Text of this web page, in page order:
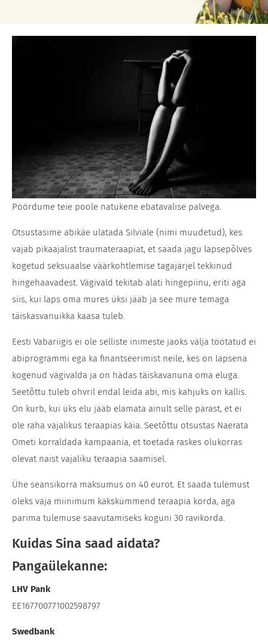
Pöördume teie poole natukene ebatavalise palvega.
Otsustasime abikäe ulatada Silviale (nimi muudetud), kes
vajab pikaajalist traumateraapiat, et saada jagu lapsepõlves
kogetud seksuaalse väärkohtlemise tagajärjel tekkinud
hingehaavadest. Vägivald tekitab alati hingepiinu, eriti aga
siis, kui laps oma mures üksi jääb ja see mure temaga
täiskasvanuikka kaasa tuleb.
Eesti Vabariigis ei ole selliste inimeste jaoks välja töötatud ei
abiprogrammi ega ka finantseerimist neile, kes on lapsena
kogenud vägivalda ja on hädas täiskavanuna oma eluga.
Seetõttu tuleb ohvril endal leida abi, mis kahjuks on kallis.
On kurb, kui üks elu jääb elamata ainult selle pärast, et ei
ole raha vajalikus teraapias käia. Seetõttu otsustas Naerata
Ometi korraldada kampaania, et toetada raskes olukorras
olevat naist vajaliku teraapia saamisel.
Ühe seansikorra maksumus on 40 eurot. Et saada tulemust
oleks vaja miinimum kakskümmend teraapia korda, aga
parima tulemuse saavutamiseks koguni 30 ravikorda.
Kuidas Sina saad aidata?
Pangaülekanne:
LHV Pank
EE167700771002598797
Swedbank